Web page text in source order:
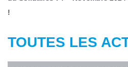
!
TOUTES LES